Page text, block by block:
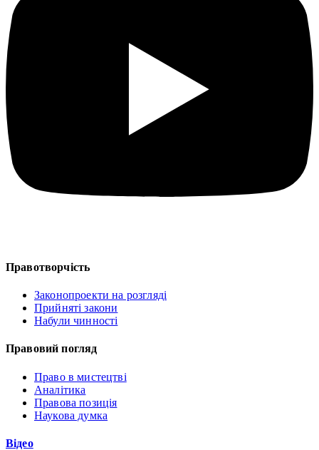
Правотворчість
Законопроекти на розгляді
Прийняті закони
Набули чинності
Правовий погляд
Право в мистецтві
Аналітика
Правова позиція
Наукова думка
Відео